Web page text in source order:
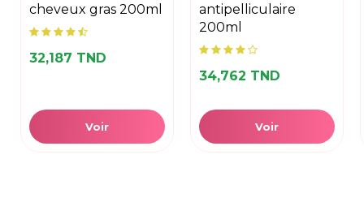
cheveux gras 200ml
32,187 TND
Voir
antipelliculaire
200ml
34,762 TND
Voir